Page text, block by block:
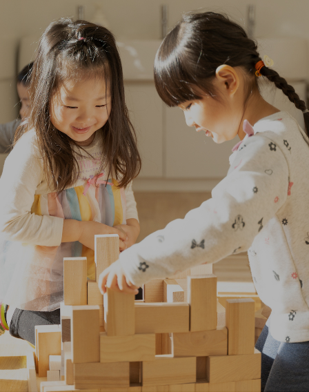
「すくすく子育て」でリトルスター保育園が紹介されま
各園のブログ
2026.08.06 赤しそジュース作り～にじ組～2026.08.0
5 【そら組】誕生会
一覧を見る